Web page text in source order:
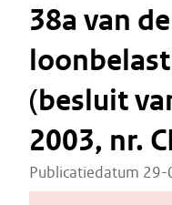
38a van
(besluit
2003, nr.
Publicatiedatum